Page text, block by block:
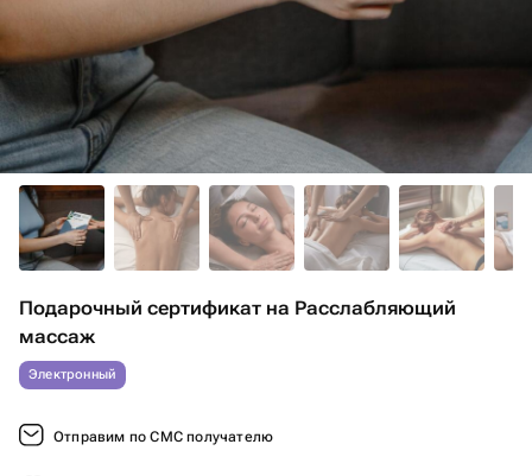
Подарочный сертификат на Расслабляющий
массаж
Электронный
Отправим по СМС получателю